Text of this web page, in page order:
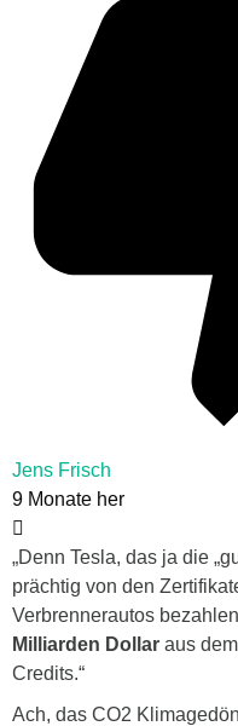
Jens Frisch
9 Monate her
„Denn Tesla, das ja die
prächtig von den
Verbrennerautos
Milliarden Dollar aus
Credits.“
Ach, das CO2